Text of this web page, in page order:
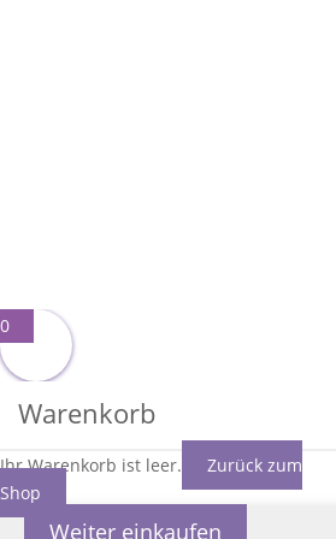
0
Warenkorb
Ihr Warenkorb ist leer.
Zurück zum
Shop
Weiter einkaufen